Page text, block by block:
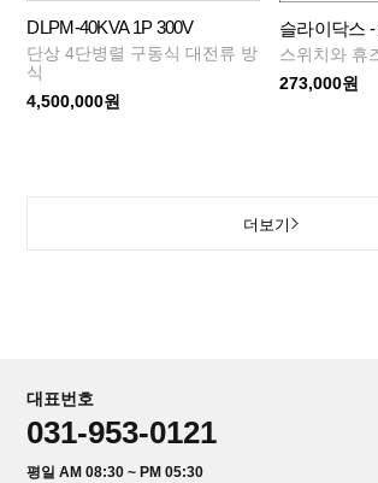
DLPM-40KVA 1P 300V
단상 4단병렬 구동식 대전류 방
식
4,500,000원
슬라이닥스
스위치와 휴
273,000원
더보기
대표번호
031-953-0121
평일 AM 08:30 ~ PM 05:30